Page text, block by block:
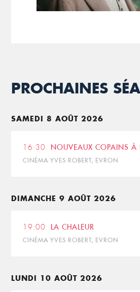
PROCHAINES
SAMEDI 8 AOÛT 2026
16:30 NOUVEAUX COPAINS À
CINÉMA YVES ROBERT, EVRON
DIMANCHE 9 AOÛT 2026
19:00 LA CHALEUR
CINÉMA YVES ROBERT, EVRON
LUNDI 10 AOÛT 2026